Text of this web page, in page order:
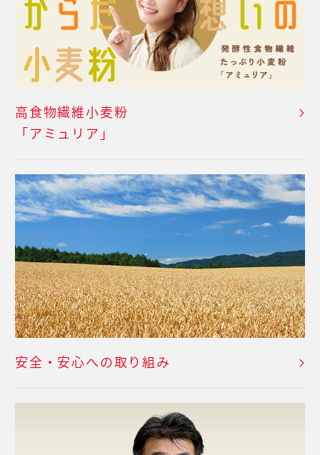
高食物繊維小麦粉
「アミュリア」
安全・安心への取り組み